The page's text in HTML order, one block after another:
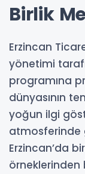
Birlik
Erzincan
yönetimi
programına
dünyasının
yoğun ilgi
atmosferinde
Erzincan’da
örneklerinden